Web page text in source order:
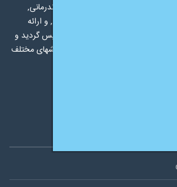
مشاوره خانواده, روانشناسی, رواندرمانی,
مشاوره طلاق, مشاوره آنلاین, و ارائه
مقالات و متون با کیفیت در حوزه روانشناسی در سال 1389 تاسیس گردید و
کاربران در حال توسعه در بخشهای مختلف
روانشناسی می باشد